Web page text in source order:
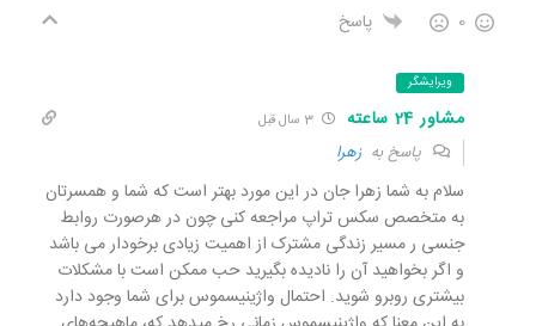
0 پاسخ
ویرایشگر
مشاور 24 ساعته 3 سال قبل
پاسخ بهزهرا
سلام به شما زهرا جان در این مورد بهتر است که شما و همسرتان
به متخصص سکس تراپ مراجعه کنی چون در هرصورت روابط
جنسی ر مسیر زندگی مشترک از اهمیت زیادی برخودار می باشد
و اگر بخواهید آن را نادیده بگیرید حب ممکن است با مشکلات
بیشتری روبرو شوید. احتمال واژینیسموس برای شما وجود دارد